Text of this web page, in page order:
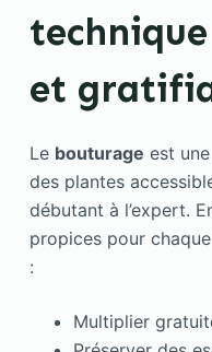
et
Le bouturage est
des plantes
débutant à l’expert.
propices pour
:
Multiplier